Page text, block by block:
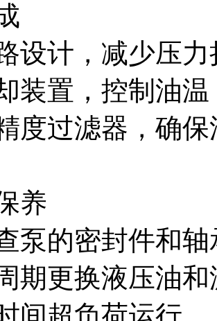
设计，减少压力
装置，控制油温
度过滤器，确
养‌
泵的密封件和
期更换液压油和